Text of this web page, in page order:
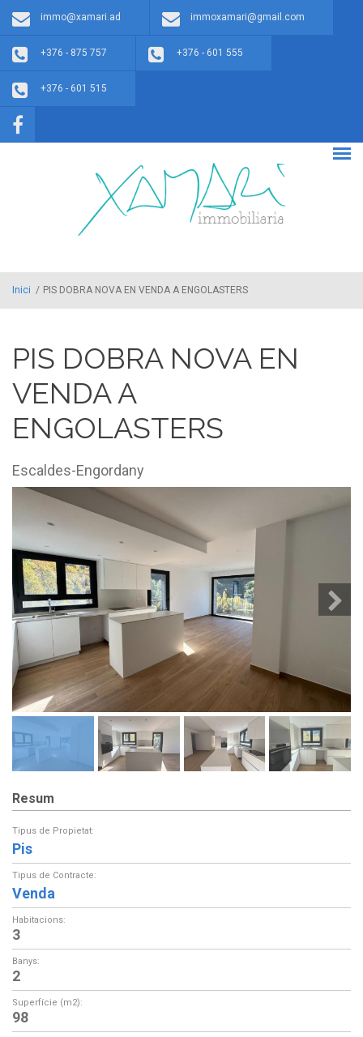
Vés al contingut
immo@xamari.ad immoxamari@gmail.com
+376 - 875 757 +376 - 601 555
+376 - 601 515
Inici / PIS DOBRA NOVA EN VENDA A ENGOLASTERS
PIS DOBRA NOVA EN
VENDA A
ENGOLASTERS
Escaldes-Engordany
Resum
Tipus de Propietat:
Pis
Tipus de Contracte:
Venda
Habitacions:
3
Banys:
2
Superfície (m2):
98